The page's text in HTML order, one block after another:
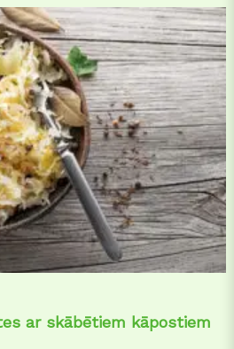
ar skābētiem kāpostiem